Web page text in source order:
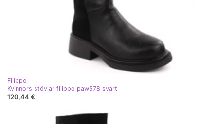
Filippo
Kvinnors stövlar filippo paw578 svart
120,44 €